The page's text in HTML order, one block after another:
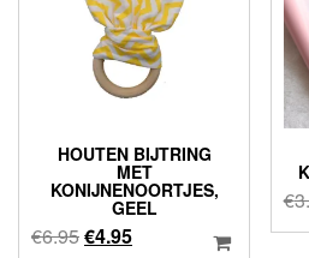
HOUTEN BIJTRING
MET
KONIJNENOORTJES,
GEEL
€6.95Oorspronkelijke
€4.95Huidige
€